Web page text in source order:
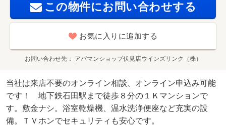
この物件にお問い合わせする
お気に入りに追加する
お問い合わせ先 アパマンショップ伏見店ウインズリンク（株）
当社は来店不要のオンライン相談、オンライン申込み可能
です！ 地下鉄石田駅まで徒歩８分の１Ｋマンションで
す。敷金ナシ。浴室乾燥機、温水洗浄便座など充実の設
備。ＴＶホンでセキュリティも安心です。